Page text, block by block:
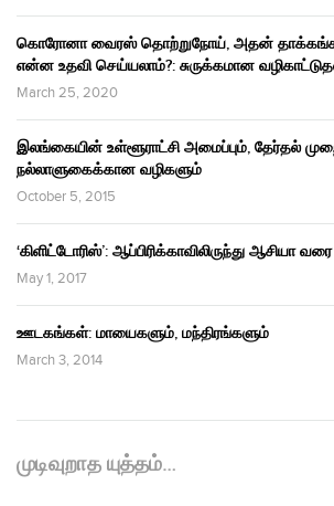
கொரோனா வைரஸ் தொற்றுநோய், அதன்
என்ன உதவி செய்யலாம்?: சுருக்கமான
March 25, 2020
இலங்கையின் உள்ளூராட்சி அமைப்பும், தேர்தல்
நல்லாளுகைக்கான வழிகளும்
October 5, 2015
‘கிளிட்டோரிஸ்’: ஆப்பிரிக்காவிலிருந்து ஆசியா வரை
May 1, 2017
ஊடகங்கள்: மாயைகளும், மந்திரங்களும்
March 3, 2014
முடிவுறாத யுத்தம்…